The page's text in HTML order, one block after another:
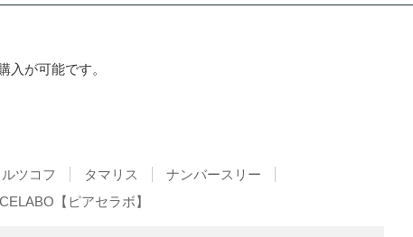
入が可能です。
ツコフ タマリス
ナンバースリー
【ピアセラボ】